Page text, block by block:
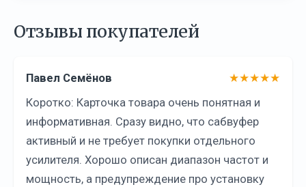
Отзывы покупателей
Павел Семёнов
★★★★★
Коротко: Карточка товара очень понятная и
информативная. Сразу видно, что сабвуфер
активный и не требует покупки отдельного
усилителя. Хорошо описан диапазон частот и
мощность, а предупреждение про установку